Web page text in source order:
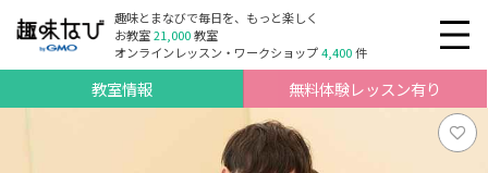
趣味とまなびで毎日を、もっと楽しく
お教室21,000教室
オンラインレッスン・ワークショップ4,400件
教室情報 無料体験レッスン有り